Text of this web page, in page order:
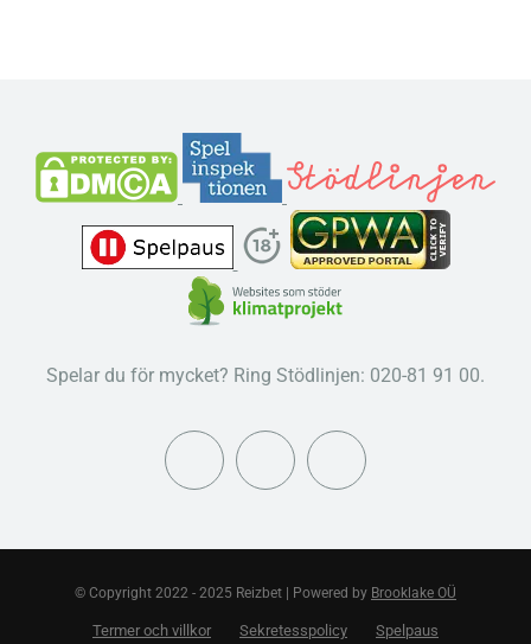
Spelar du för mycket? Ring Stödlinjen: 020-81 91 00.
© Copyright 2022 - 2025 Reizbet | Powered by Brooklake OÜ
Termer och villkor Sekretesspolicy Spelpaus